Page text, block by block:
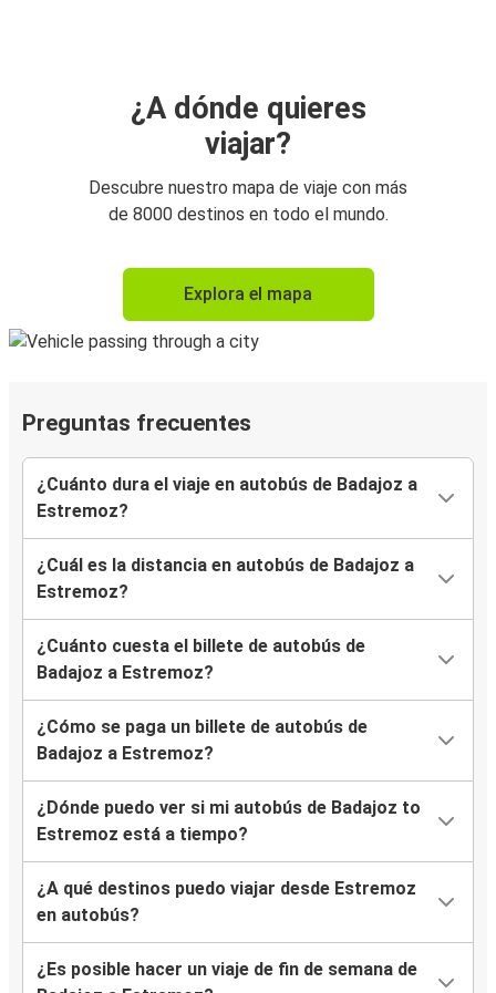
¿A dónde quieres
viajar?
Descubre nuestro mapa de viaje con más
de 8000 destinos en todo el mundo.
Explora el mapa
Preguntas frecuentes
¿Cuánto dura el viaje en autobús de Badajoz a
Estremoz?
¿Cuál es la distancia en autobús de Badajoz a
Estremoz?
¿Cuánto cuesta el billete de autobús de
Badajoz a Estremoz?
¿Cómo se paga un billete de autobús de
Badajoz a Estremoz?
¿Dónde puedo ver si mi autobús de Badajoz to
Estremoz está a tiempo?
¿A qué destinos puedo viajar desde Estremoz
en autobús?
¿Es posible hacer un viaje de fin de semana de